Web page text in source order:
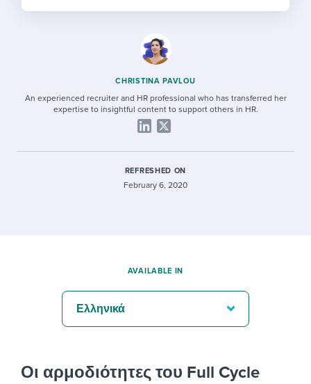
Candidate/employee experiences
CHRISTINA PAVLOU
An experienced recruiter and HR professional who has transferred her
expertise to insightful content to support others in HR.
REFRESHED ON
February 6, 2020
Οι αρμοδιότητες του Full Cycle
AVAILABLE IN
Ελληνικά